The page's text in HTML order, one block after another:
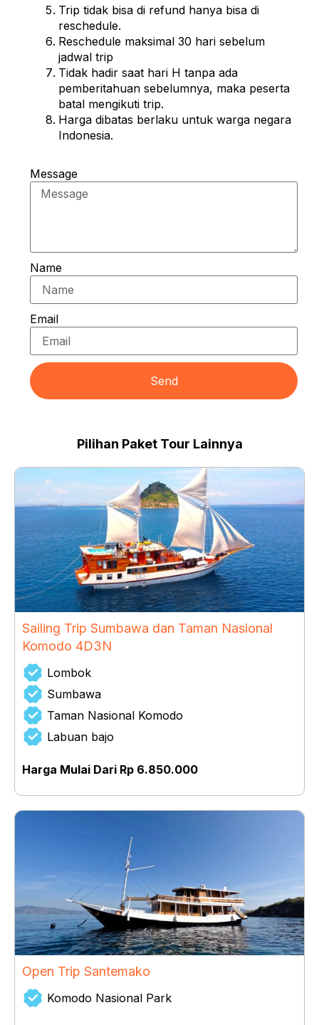
Trip tidak bisa di refund hanya bisa di
reschedule.
Reschedule maksimal 30 hari sebelum
jadwal trip
Tidak hadir saat hari H tanpa ada
pemberitahuan sebelumnya, maka peserta
batal mengikuti trip.
Harga dibatas berlaku untuk warga negara
Indonesia.
Message
Name
Email
Send
Pilihan Paket Tour Lainnya
Sailing Trip Sumbawa dan Taman Nasional
Komodo 4D3N
Lombok
Sumbawa
Taman Nasional Komodo
Labuan bajo
Harga Mulai Dari Rp 6.850.000
Open Trip Santemako
Komodo Nasional Park